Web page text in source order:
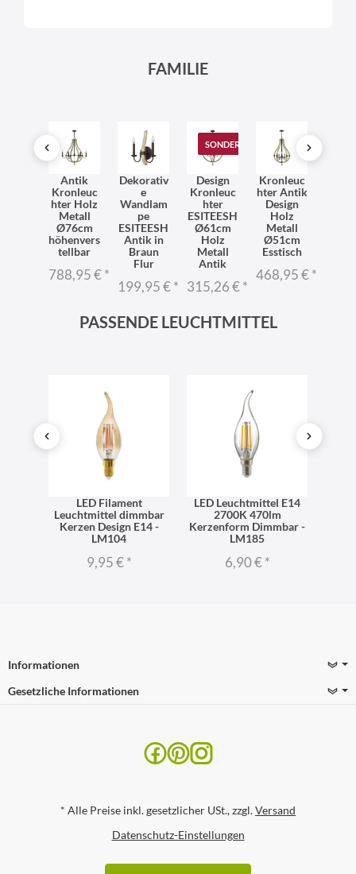
FAMILIE
Antik
Kronleuc
hter Holz
Metall
Ø76cm
höhenvers
tellbar
788,95 €*
Dekorativ
e
Wandlam
pe
ESITEESH
Antik in
Braun
Flur
199,95 €*
SONDERANGEBOT
Design
Kronleuc
hter
ESITEESH
Ø61cm
Holz
Metall
Antik
315,26 €*
Kronleuc
hter Antik
Design
Holz
Metall
Ø51cm
Esstisch
468,95 €*
PASSENDE LEUCHTMITTEL
LED Filament
Leuchtmittel dimmbar
Kerzen Design E14 -
LM104
9,95 €*
LED Leuchtmittel E14
2700K 470lm
Kerzenform Dimmbar -
LM185
6,90 €*
Informationen
Gesetzliche Informationen
* Alle Preise inkl. gesetzlicher USt., zzgl.Versand
Datenschutz-Einstellungen